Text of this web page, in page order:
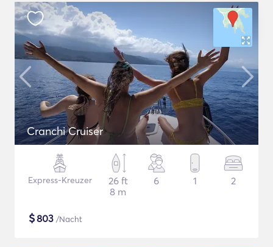
Cranchi Cruiser
Express-Kreuzer
26 ft
8 m
6 1 2
$803 /Nacht